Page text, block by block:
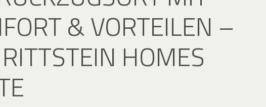
& VORTEILEN –
HOMES